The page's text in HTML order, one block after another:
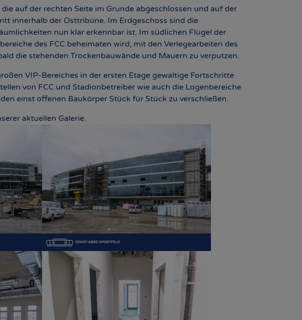
Show larger version
auf der rechten Seite im Grunde abgeschlossen und auf der
innerhalb der Osttribüne. Im Erdgeschoss sind die
nun klar erkennbar ist. Im südlichen Flügel der
des FCC beheimaten wird, mit den Verlegearbeiten des
die stehenden Trockenbauwände und Mauern zu verputzen.
VIP-Bereiches in der ersten Etage gewaltige Fortschritte
von FCC und Stadionbetreiber wie auch die Logenbereiche
einst offenen Baukörper Stück für Stück zu verschließen.
aktuellen Galerie.